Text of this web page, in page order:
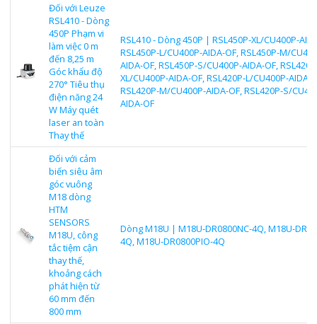
Đối với Leuze
RSL410 - Dòng
450P Phạm vi
làm việc 0 m
đến 8,25 m
Góc khẩu độ
270° Tiêu thụ
điện năng 24
W Máy quét
laser an toàn
Thay thế
RSL410 - Dòng 450P | RSL450P-XL/CU400P-
RSL450P-L/CU400P-AIDA-OF, RSL450P-M/
AIDA-OF, RSL450P-S/CU400P-AIDA-OF,
XL/CU400P-AIDA-OF, RSL420P-L/CU400P-AIDA-
RSL420P-M/CU400P-AIDA-OF, RSL420P-S/
AIDA-OF
Đối với cảm
biến siêu âm
góc vuông
M18 dòng
HTM
SENSORS
M18U, công
tắc tiệm cận
thay thế,
khoảng cách
phát hiện từ
60 mm đến
800 mm
Dòng M18U | M18U-DR0800NC-4Q, M18U-
4Q, M18U-DR0800PIO-4Q